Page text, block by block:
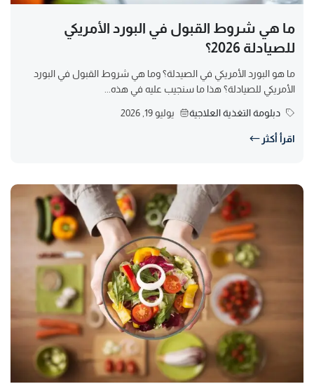
ما هي شروط القبول في البورد الأمريكي
للصيادلة 2026؟
ما هو البورد الأمريكي في الصيدلة؟ وما هي شروط القبول في البورد
الأمريكي للصيادلة؟ هذا ما سنجيب عليه في هذه...
دبلومة التغذية العلاجية يوليو 19, 2026
اقرأ أكثر